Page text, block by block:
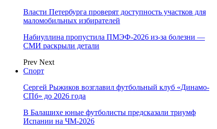
Власти Петербурга проверят доступность участков для
маломобильных избирателей
Набиуллина пропустила ПМЭФ-2026 из-за болезни —
СМИ раскрыли детали
Prev Next
Спорт
Сергей Рыжиков возглавил футбольный клуб «Динамо-
СПб» до 2026 года
В Балашихе юные футболисты предсказали триумф
Испании на ЧМ-2026